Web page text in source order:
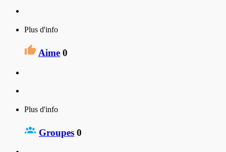
Plus d'info
Aime 0
Plus d'info
Groupes 0